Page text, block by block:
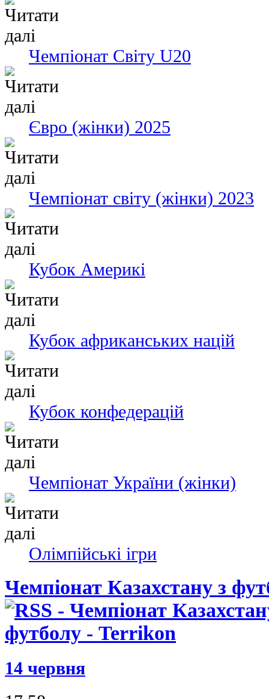
Чемпіонат Світу U20
Євро (жінки) 2025
Чемпіонат світу (жінки) 2023
Кубок Америкі
Кубок африканських націй
Кубок конфедерацій
Чемпіонат України (жінки)
Олімпійські ігри
Чемпіонат Казахстану з
14 червня